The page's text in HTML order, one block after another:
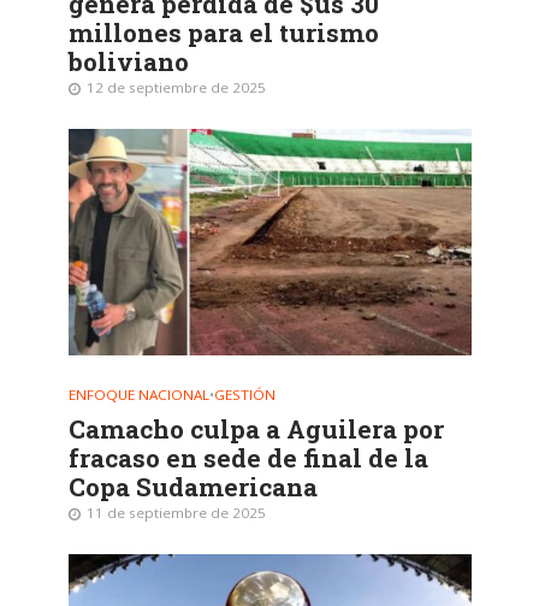
millones para el turismo
boliviano
12 de septiembre de 2025
ENFOQUE NACIONAL •GESTIÓN
Camacho culpa a Aguilera por
fracaso en sede de final de la
Copa Sudamericana
11 de septiembre de 2025